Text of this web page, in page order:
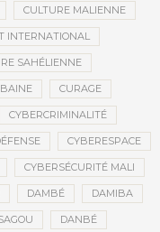
CULTURE MALIENNE
INTERNATIONAL
SAHÉLIENNE
CURAGE
CYBERCRIMINALITÉ
CYBERESPACE
CYBERSÉCURITÉ MALI
DAMBÉ DAMIBA
DANBÉ